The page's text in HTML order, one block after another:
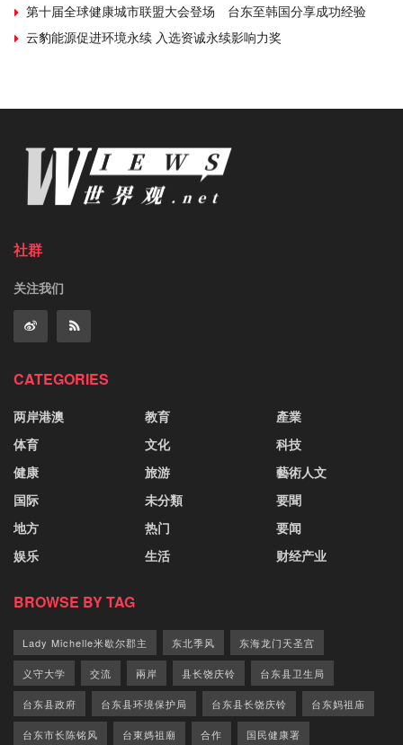
第十届全球健康城市联盟大会登场 台东至韩国分享成功经验
云豹能源促进环境永续 入选资诚永续影响力奖
社群
关注我们
CATEGORIES
两岸港澳
体育
健康
国际
地方
娱乐
教育
文化
旅游
未分類
热门
生活
產業
科技
藝術人文
要聞
要闻
财经产业
BROWSE BY TAG
Lady Michelle米歇尔郡主 东北季风 东海龙门天圣宫
义守大学 交流 兩岸 县长饶庆铃 台东县卫生局
台东县政府 台东县环境保护局 台东县长饶庆铃 台东妈祖庙
台东市长陈铭风 台東媽祖廟 合作 国民健康署